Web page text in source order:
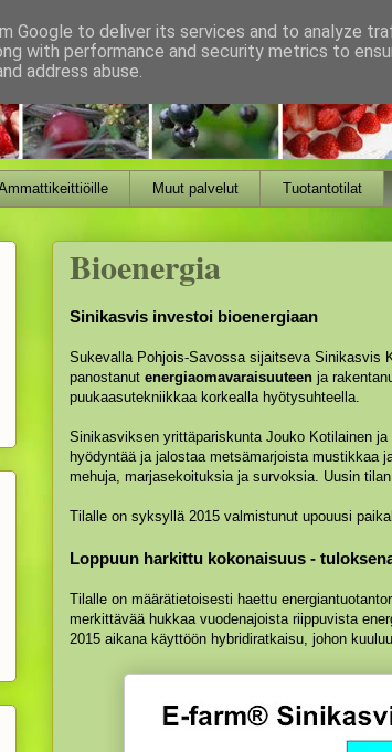
Muut palvelut Tuotantotilat
Bioenergia
Sinikasvis investoi bioenergiaan
Sukevalla Pohjois-Savossa sijaitseva Sinikasvis
panostanut energiaomavaraisuuteen ja
puukaasutekniikkaa korkealla hyötysuhteella.
Sinikasviksen yrittäpariskunta Jouko Kotilainen
hyödyntää ja jalostaa metsämarjoista mustikkaa
mehuja, marjasekoituksia ja survoksia. Uusin
Tilalle on syksyllä 2015 valmistunut upouusi
Loppuun harkittu kokonaisuus -
Tilalle on määrätietoisesti haettu
merkittävää hukkaa vuodenajoista riippuvista
2015 aikana käyttöön hybridiratkaisu, johon
Google to deliver its services and to analyze
with performance and security metrics to
address abuse.